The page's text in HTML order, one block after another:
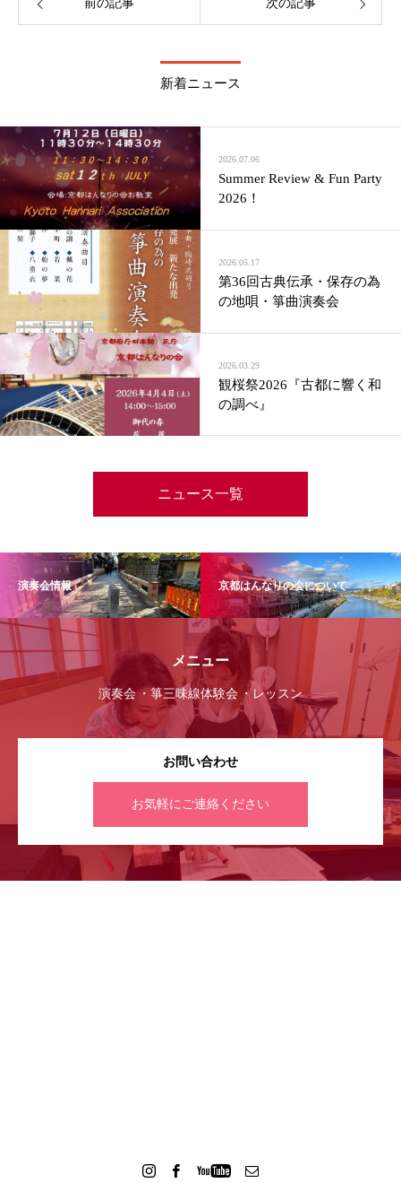
前の記事 次の記事
新着ニュース
2026.07.06
Summer Review & Fun Party
2026！
2026.05.17
第36回古典伝承・保存の為
の地唄・箏曲演奏会
2026.03.29
観桜祭2026『古都に響く和
の調べ』
ニュース一覧
演奏会情報 京都はんなりの会について
メニュー
演奏会 箏三味線体験会 レッスン
お問い合わせ
お気軽にご連絡ください